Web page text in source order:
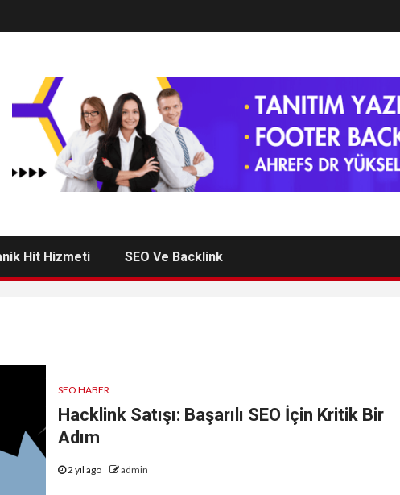
Hit Hizmeti SEO Ve Backlink
SEO HABER
Hacklink Satışı: Başarılı SEO İçin Kritik Bir
Adım
2 yıl ago admin